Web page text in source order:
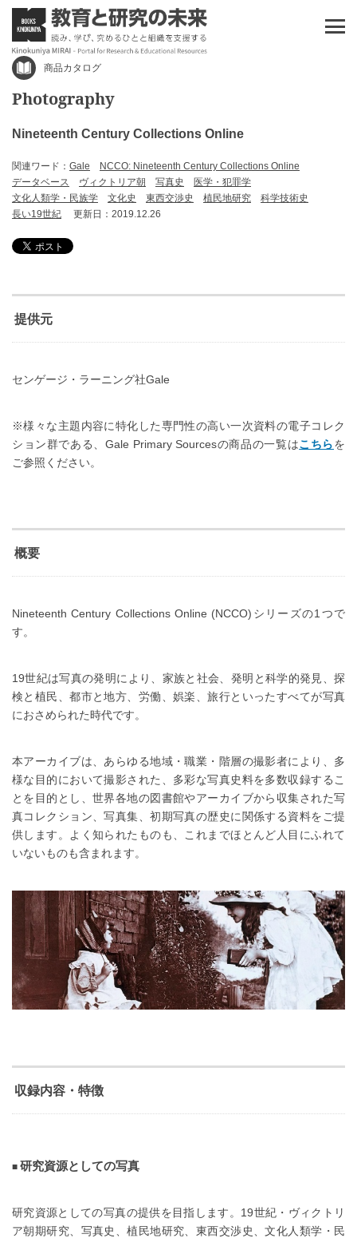
商品カタログ
Photography
Nineteenth Century Collections Online
関連ワード： Gale
NCCO: Nineteenth Century Collections Online
データベース
ヴィクトリア朝 写真史
医学・犯罪学
文化人類学・民族学
文化史 東西交渉史 植民地研究
科学技術史
長い19世紀
更新日：2019.12.26
提供元
センゲージ・ラーニング社Gale
※様々な主題内容に特化した専門性の高い一次資料の電子コレク
ション群である、Gale Primary Sourcesの商品の一覧はこちらを
ご参照ください。
概要
Nineteenth Century Collections Online (NCCO)シリーズの1つで
す。
19世紀は写真の発明により、家族と社会、発明と科学的発見、探
検と植民、都市と地方、労働、娯楽、旅行といったすべてが写真
におさめられた時代です。
本アーカイブは、あらゆる地域・職業・階層の撮影者により、多
様な目的において撮影された、多彩な写真史料を多数収録するこ
とを目的とし、世界各地の図書館やアーカイブから収集された写
真コレクション、写真集、初期写真の歴史に関係する資料をご提
供します。よく知られたものも、これまでほとんど人目にふれて
いないものも含まれます。
収録内容・特徴
研究資源としての写真
研究資源としての写真の提供を目指します。19世紀・ヴィクトリ
ア朝期研究、写真史、植民地研究、東西交渉史、文化人類学・民